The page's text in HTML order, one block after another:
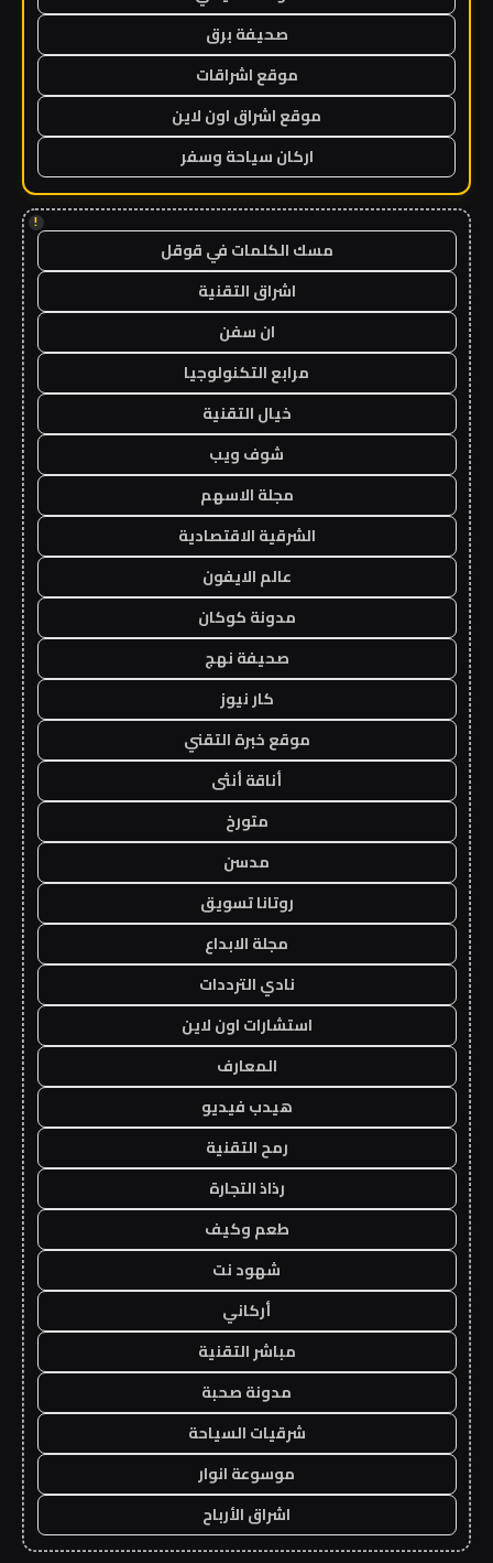
صحيفة برق
موقع اشراقات
موقع اشراق اون لاين
اركان سياحة وسفر
!
مسك الكلمات في قوقل
اشراق التقنية
ان سفن
مرابع التكنولوجيا
خيال التقنية
شوف ويب
مجلة الاسهم
الشرقية الاقتصادية
عالم الايفون
مدونة كوكان
صحيفة نهج
كار نيوز
موقع خبرة التقني
أناقة أنثى
متورخ
مدسن
روتانا تسويق
مجلة الابداع
نادي الترددات
استشارات اون لاين
المعارف
هيدب فيديو
رمح التقنية
رذاذ التجارة
طعم وكيف
شهود نت
أركاني
مباشر التقنية
مدونة صحبة
شرقيات السياحة
موسوعة انوار
اشراق الأرباح